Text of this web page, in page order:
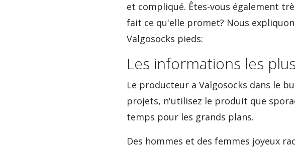
et compliqué. Êtes-vous également
fait ce qu'elle promet? Nous
Valgosocks pieds:
Les informations les
Le producteur a Valgosocks dans le
projets, n'utilisez le produit que
temps pour les grands plans.
Des hommes et des femmes joyeux